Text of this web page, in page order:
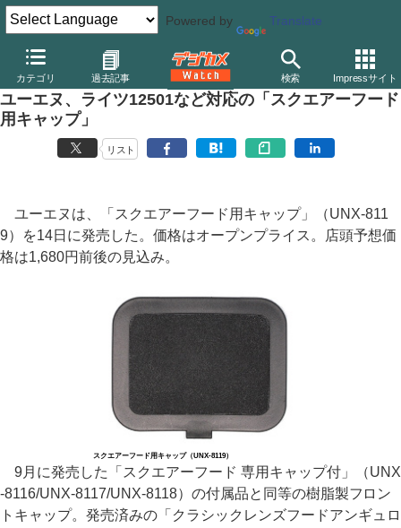
Powered by Translate
カテゴリ 過去記事 検索 Impressサイト
デジカメ Watch レンズ 交換レンズ ライカ
ユーエヌ、ライツ12501など対応の「スクエアーフード
用キャップ」
リスト
ユーエヌは、「スクエアーフード用キャップ」（UNX-811
9）を14日に発売した。価格はオープンプライス。店頭予想価
格は1,680円前後の見込み。
スクエアーフード用キャップ（UNX-8119）
9月に発売した「スクエアーフード 専用キャップ付」（UNX
-8116/UNX-8117/UNX-8118）の付属品と同等の樹脂製フロン
トキャップ。発売済みの「クラシックレンズフードアンギュロ